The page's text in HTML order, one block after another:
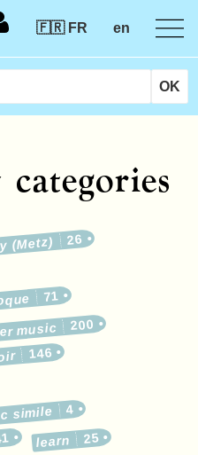
🇫🇷 FR
en
(Metz) 26
71
music 200
146
simile 4
learn 25